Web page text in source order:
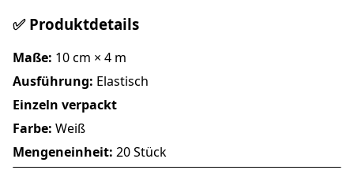
✅ Produktdetails
Maße: 10 cm × 4 m
Ausführung: Elastisch
Einzeln verpackt
Farbe: Weiß
Mengeneinheit: 20 Stück